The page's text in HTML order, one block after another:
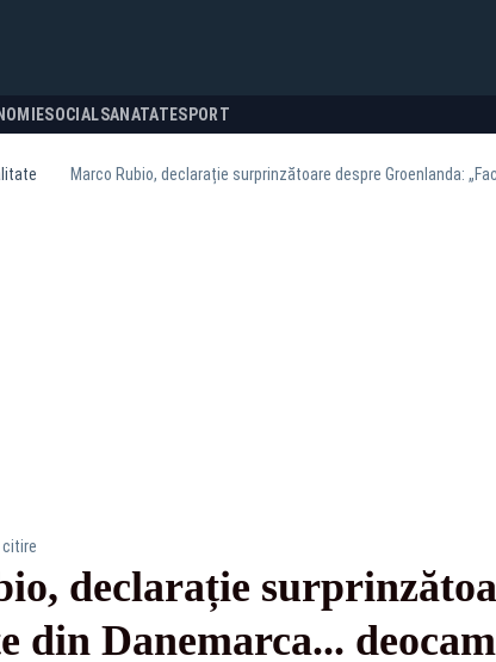
SOCIALSANATATESPORT
Marco Rubio, declarație surprinzătoare despre Groenlanda:
citire
declarație
din Danemarca...